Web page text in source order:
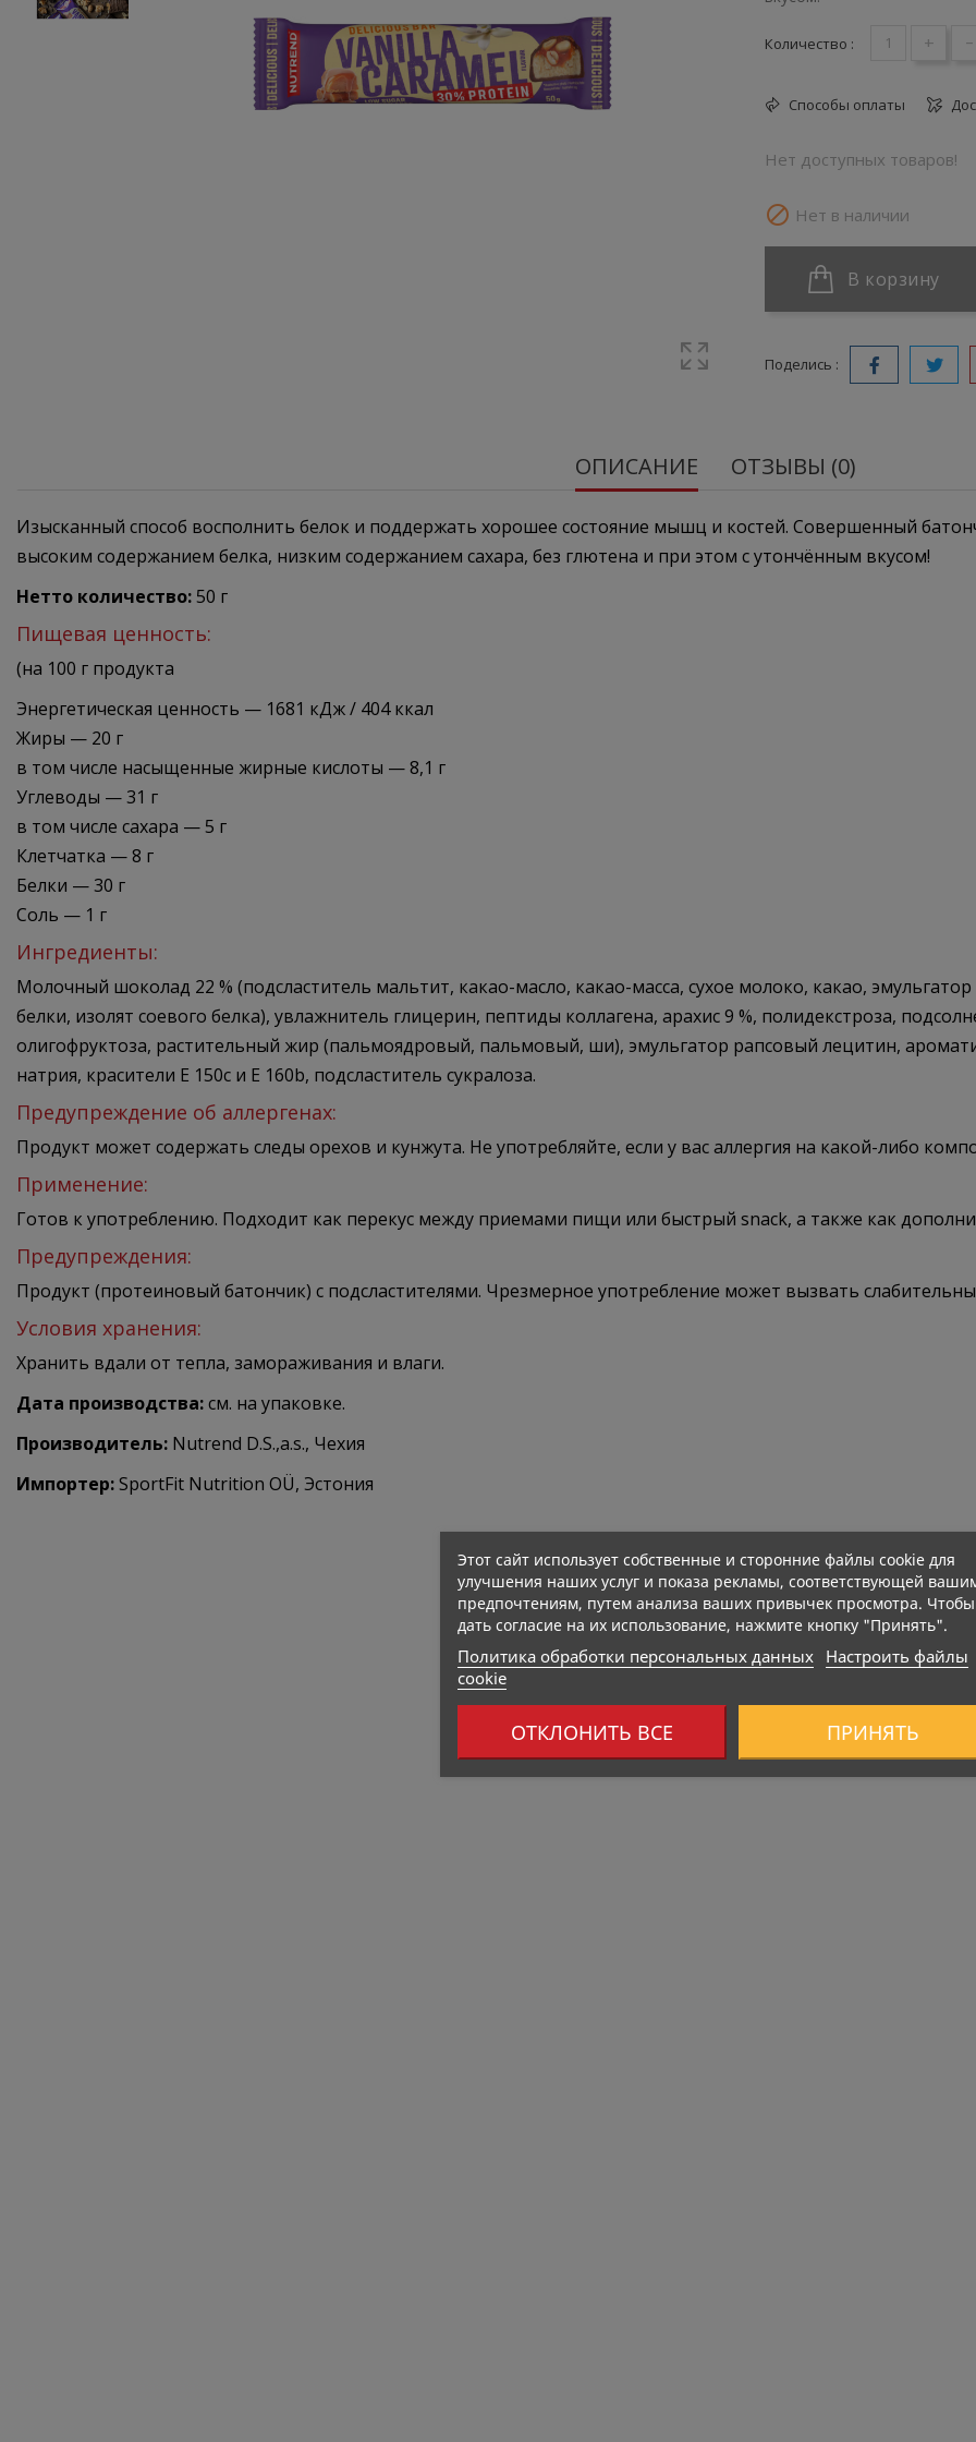
Количество : + -
Способы оплаты
Нет доступных товаров!
 Нет в наличии
В корзину
Поделись :
ОПИСАНИЕ ОТЗЫВЫ (0)
Изысканный способ восполнить белок и поддержать хорошее состояние мышц и костей. Совершенный
высоким содержанием белка, низким содержанием сахара, без глютена и при этом с утончённым вкусом!
Нетто количество:50 г
Пищевая ценность:
(на 100 г продукта
Энергетическая ценность — 1681 кДж / 404 ккал
Жиры — 20 г
в том числе насыщенные жирные кислоты — 8,1 г
Углеводы — 31 г
в том числе сахара — 5 г
Клетчатка — 8 г
Белки — 30 г
Соль — 1 г
Ингредиенты:
Молочный шоколад 22 % (подсластитель мальтит, какао-масло, какао-масса, сухое молоко, какао,
белки, изолят соевого белка), увлажнитель глицерин, пептиды коллагена, арахис 9 %, полидекстроза,
олигофруктоза, растительный жир (пальмоядровый, пальмовый, ши), эмульгатор рапсовый лецитин,
натрия, красители E 150c и E 160b, подсластитель сукралоза.
Предупреждение об аллергенах:
Продукт может содержать следы орехов и кунжута. Не употребляйте, если у вас аллергия на какой-либо
Применение:
Готов к употреблению. Подходит как перекус между приемами пищи или быстрый snack, а также как
Предупреждения:
Продукт (протеиновый батончик) с подсластителями. Чрезмерное употребление может вызвать
Условия хранения:
Хранить вдали от тепла, замораживания и влаги.
Дата производства:см. на упаковке.
Производитель: Nutrend D.S.,a.s., Чехия
Импортер:SportFit Nutrition OÜ, Эстония
Этот сайт использует собственные и сторонние файлы cookie для
улучшения наших услуг и показа рекламы, соответствующей
предпочтениям, путем анализа ваших привычек просмотра. Чтобы
дать согласие на их использование, нажмите кнопку "Принять".
Политика обработки персональных данных
Настроить файлы
cookie
ОТКЛОНИТЬ ВСЕ ПРИНЯТЬ